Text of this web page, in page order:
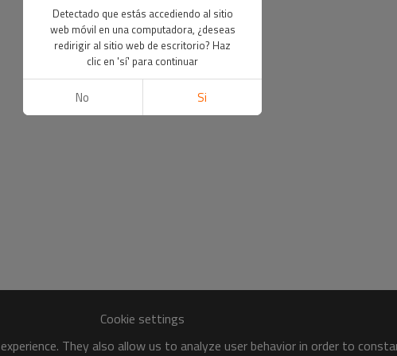
Cookie settings
They also allow us to analyze user behavior in order to
Detectado que estás accediendo al sitio
web móvil en una computadora, ¿deseas
redirigir al sitio web de escritorio? Haz
clic en 'sí' para continuar
No Si